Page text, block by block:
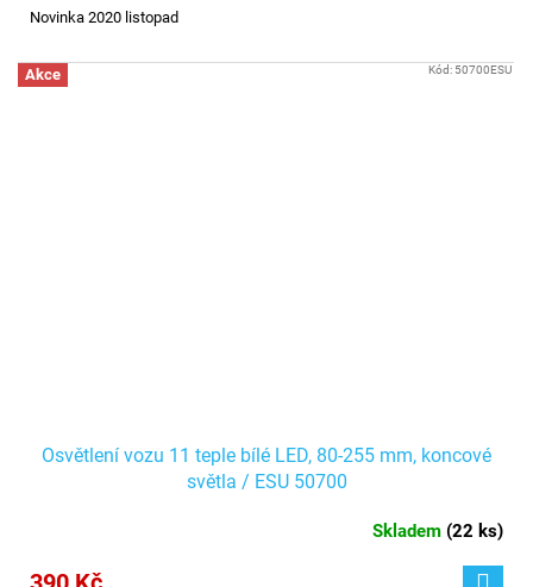
Novinka 2020 listopad
Akce
Osvětlení vozu 11 teple bílé LED, 80-255 mm, koncové
světla / ESU 50700
Skladem (22 ks)
Kód: 50700ESU